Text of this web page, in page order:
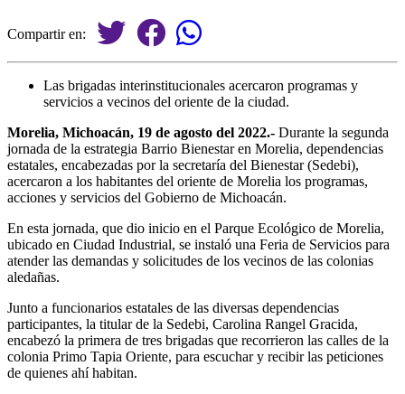
Compartir en:
Las brigadas interinstitucionales acercaron programas y
servicios a vecinos del oriente de la ciudad.
Morelia, Michoacán, 19 de agosto del 2022.- Durante la segunda
jornada de la estrategia Barrio Bienestar en Morelia, dependencias
estatales, encabezadas por la secretaría del Bienestar (Sedebi),
acercaron a los habitantes del oriente de Morelia los programas,
acciones y servicios del Gobierno de Michoacán.
En esta jornada, que dio inicio en el Parque Ecológico de Morelia,
ubicado en Ciudad Industrial, se instaló una Feria de Servicios para
atender las demandas y solicitudes de los vecinos de las colonias
aledañas.
Junto a funcionarios estatales de las diversas dependencias
participantes, la titular de la Sedebi, Carolina Rangel Gracida,
encabezó la primera de tres brigadas que recorrieron las calles de la
colonia Primo Tapia Oriente, para escuchar y recibir las peticiones
de quienes ahí habitan.